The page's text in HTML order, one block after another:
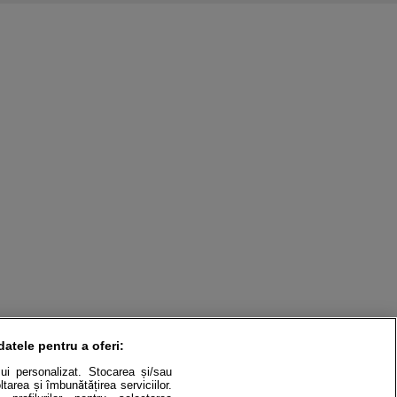
pentru a oferi:
personalizat. Stocarea și/sau
și îmbunătățirea serviciilor.